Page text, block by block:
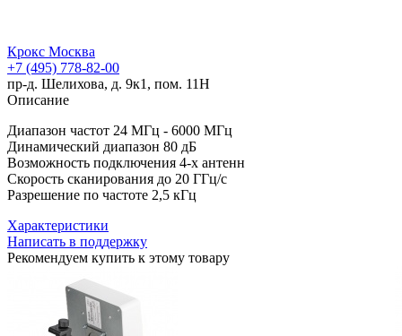
Крокс Москва
+7 (495) 778-82-00
пр-д. Шелихова, д. 9к1, пом. 11Н
Описание
Диапазон частот 24 МГц - 6000 МГц
Динамический диапазон 80 дБ
Возможность подключения 4-х антенн
Скорость сканирования до 20 ГГц/с
Разрешение по частоте 2,5 кГц
Характеристики
Написать в поддержку
Рекомендуем купить к этому товару